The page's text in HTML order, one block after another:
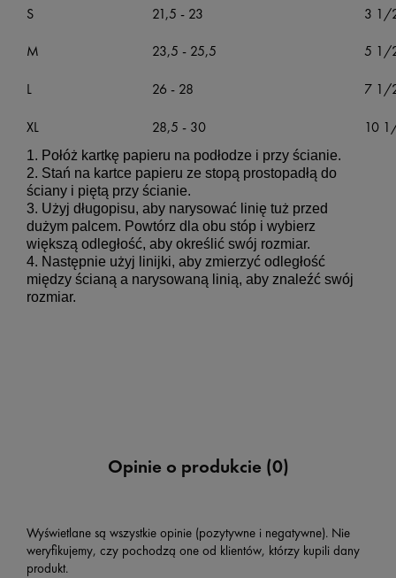
S 21,5 - 23
3 1/
M
23,5 - 25,5 5 1/
L 26 - 28 7 1/
XL 28,5 - 30 10
1. Połóż kartkę papieru na podłodze i przy ścianie.
2. Stań na kartce papieru ze stopą prostopadłą do
ściany i piętą przy ścianie.
3. Użyj długopisu, aby narysować linię tuż przed
dużym palcem. Powtórz dla obu stóp i wybierz
większą odległość, aby określić swój rozmiar.
4. Następnie użyj linijki, aby zmierzyć odległość
między ścianą a narysowaną linią, aby znaleźć swój
rozmiar.
Opinie o produkcie (0)
Wyświetlane są wszystkie opinie (pozytywne i negatywne). Nie
weryfikujemy, czy pochodzą one od klientów, którzy kupili dany
produkt.